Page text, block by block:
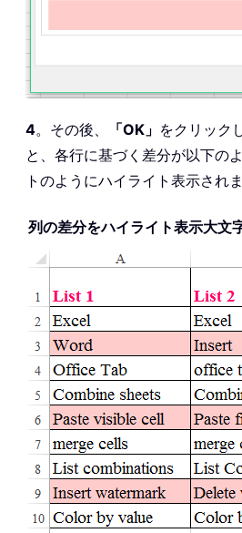
4。その後、 「OK」 をクリック
と、各行に基づく差分が以下の
トのようにハイライト表示されま
列の差分をハイライト表示大文